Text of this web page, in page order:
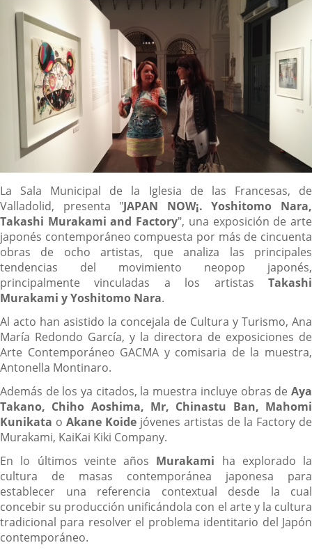
externa.externa.
Descripción
La Sala Municipal de la Iglesia de las Francesas, de
Valladolid, presenta "JAPAN NOW¡. Yoshitomo Nara,
Takashi Murakami and Factory", una exposición de arte
japonés contemporáneo compuesta por más de cincuenta
obras de ocho artistas, que analiza las principales
tendencias del movimiento neopop japonés,
principalmente vinculadas a los artistas Takashi
Murakami y Yoshitomo Nara.
Al acto han asistido la concejala de Cultura y Turismo, Ana
María Redondo García, y la directora de exposiciones de
Arte Contemporáneo GACMA y comisaria de la muestra,
Antonella Montinaro.
Además de los ya citados, la muestra incluye obras de Aya
Takano, Chiho Aoshima, Mr, Chinastu Ban, Mahomi
Kunikata o Akane Koide jóvenes artistas de la Factory de
Murakami, KaiKai Kiki Company.
En lo últimos veinte años Murakami ha explorado la
cultura de masas contemporánea japonesa para
establecer una referencia contextual desde la cual
concebir su producción unificándola con el arte y la cultura
tradicional para resolver el problema identitario del Japón
contemporáneo.